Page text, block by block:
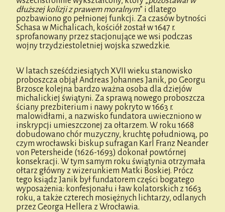
dłuższej kolizji z prawem moralnym” i dlatego
pozbawiono go pełnionej funkcji. Za czasów bytności
Schasa w Michalicach, kościół został w 1647 r.
sprofanowany przez stacjonujące we wsi podczas
wojny trzydziestoletniej wojska szwedzkie.
W latach sześćdziesiątych XVII wieku stanowisko
proboszcza objął Andreas Johannes Janik, po Georgu
Brzosce kolejna bardzo ważna osoba dla dziejów
michalickiej świątyni. Za sprawą nowego proboszcza
ściany prezbiterium i nawy pokryto w 1663 r.
malowidłami, a nazwisko fundatora uwieczniono w
inskrypcji umieszczonej za ołtarzem. W roku 1668
dobudowano chór muzyczny, kruchtę południową, po
czym wrocławski biskup sufragan Karl Franz Neander
von Petersheide (1626-1693) dokonał powtórnej
konsekracji. W tym samym roku świątynia otrzymała
ołtarz główny z wizerunkiem Matki Boskiej. Prócz
tego ksiądz Janik był fundatorem części bogatego
wyposażenia: konfesjonału i ław kolatorskich z 1663
roku, a także czterech mosiężnych lichtarzy, odlanych
przez Georga Hellera z Wrocławia.